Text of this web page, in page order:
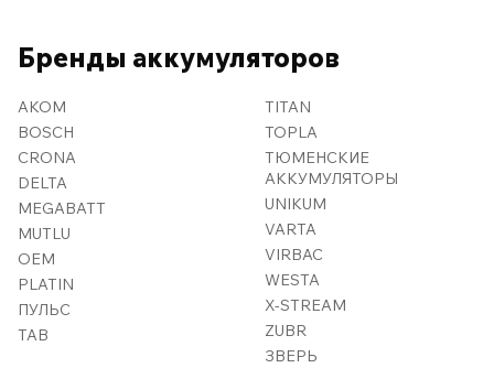
Бренды аккумуляторов
AKOM
BOSCH
CRONA
DELTA
MEGABATT
MUTLU
OEM
PLATIN
ПУЛЬС
TAB
TITAN
TOPLA
ТЮМЕНСКИЕ
АККУМУЛЯТОРЫ
UNIKUM
VARTA
VIRBAC
WESTA
X-STREAM
ZUBR
ЗВЕРЬ